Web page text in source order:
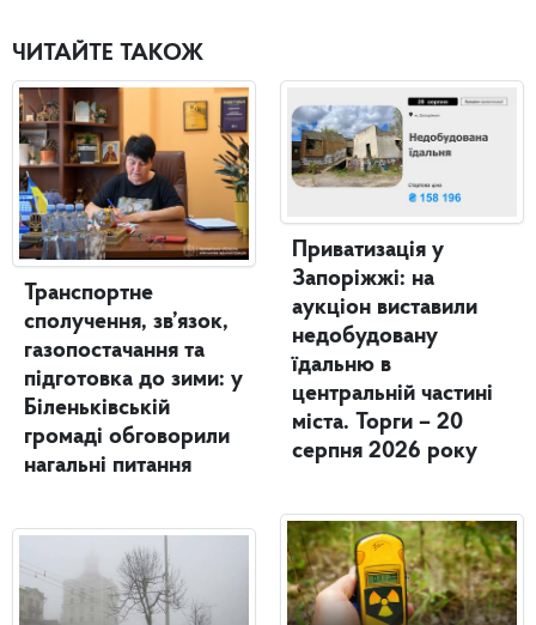
ЧИТАЙТЕ ТАКОЖ
Транспортне
сполучення, зв’язок,
газопостачання та
підготовка до зими: у
Біленьківській
громаді обговорили
нагальні питання
Приватизація у
Запоріжжі: на
аукціон виставили
недобудовану
їдальню в
центральній частині
міста. Торги – 20
серпня 2026 року